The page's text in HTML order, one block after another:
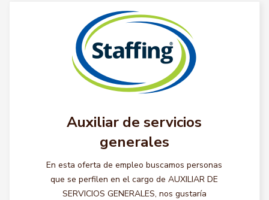
Auxiliar de servicios
generales
En esta oferta de empleo buscamos personas
que se perfilen en el cargo de AUXILIAR DE
SERVICIOS GENERALES, nos gustaría